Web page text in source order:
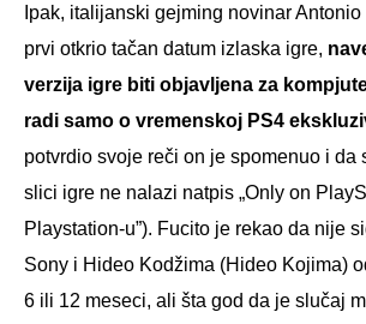
Ipak, italijanski gejming novinar
prvi otkrio tačan datum izlaska igre,
verzija igre biti objavljena za
radi samo o vremenskoj PS4
potvrdio svoje reči on je spomenuo i da
slici igre ne nalazi natpis „Only on
Playstation-u”). Fucito je rekao da nije
Sony i Hideo Kodžima (Hideo Kojima)
6 ili 12 meseci, ali šta god da je slučaj